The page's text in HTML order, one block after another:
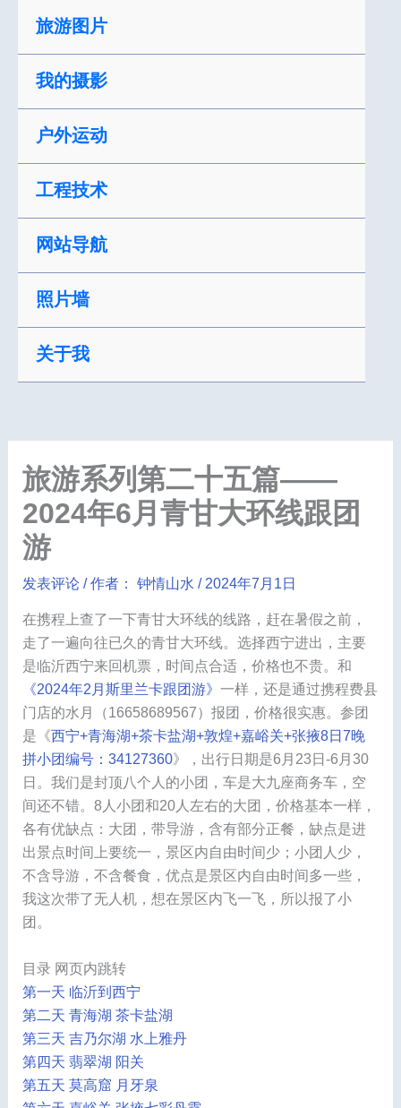
旅游图片
我的摄影
户外运动
工程技术
网站导航
照片墙
关于我
旅游系列第二十五篇——
2024年6月青甘大环线跟团
游
发表评论 / 作者： 钟情山水 / 2024年7月1日
在携程上查了一下青甘大环线的线路，赶在暑假之前，
走了一遍向往已久的青甘大环线。选择西宁进出，主要
是临沂西宁来回机票，时间点合适，价格也不贵。和
《2024年2月斯里兰卡跟团游》 一样，还是通过携程费县
门店的水月（16658689567）报团，价格很实惠。参团
是《西宁+青海湖+茶卡盐湖+敦煌+嘉峪关+张掖8日7晚
拼小团编号：34127360》，出行日期是6月23日-6月30
日。我们是封顶八个人的小团，车是大九座商务车，空
间还不错。8人小团和20人左右的大团，价格基本一样，
各有优缺点：大团，带导游，含有部分正餐，缺点是进
出景点时间上要统一，景区内自由时间少；小团人少，
不含导游，不含餐食，优点是景区内自由时间多一些，
我这次带了无人机，想在景区内飞一飞，所以报了小
团。
目录 网页内跳转
第一天 临沂到西宁
第二天 青海湖 茶卡盐湖
第三天 吉乃尔湖 水上雅丹
第四天 翡翠湖 阳关
第五天 莫高窟 月牙泉